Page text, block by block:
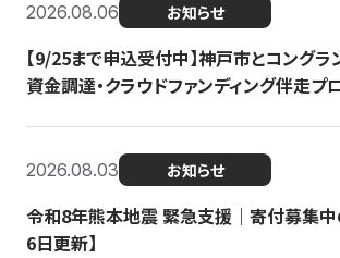
2026.08.06 お知らせ
【9/25まで申込受付中】神戸市とコングラ
資金調達・クラウドファンディング伴走プ
2026.08.03 お知らせ
令和8年熊本地震 緊急支援｜寄付募集中
6日更新】